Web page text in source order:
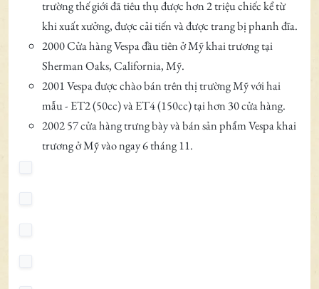
trường thế giới đã tiêu thụ được hơn 2 triệu chiếc kể từ
khi xuất xưởng, được cải tiến và được trang bị phanh đĩa.
2000 Cửa hàng Vespa đầu tiên ở Mỹ khai trương tại
Sherman Oaks, California, Mỹ.
2001 Vespa được chào bán trên thị trường Mỹ với hai
mẫu - ET2 (50cc) và ET4 (150cc) tại hơn 30 cửa hàng.
2002 57 cửa hàng trưng bày và bán sản phẩm Vespa khai
trương ở Mỹ vào ngay 6 tháng 11.